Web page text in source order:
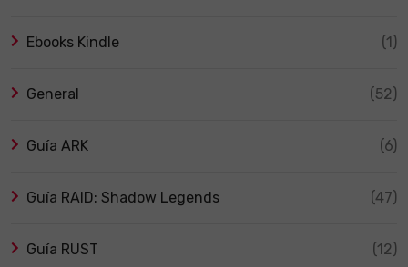
Ebooks Kindle (1)
General (52)
Guía ARK (6)
Guía RAID: Shadow Legends (47)
Guía RUST (12)